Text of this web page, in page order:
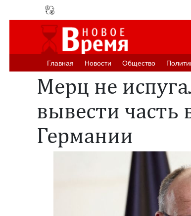
Главная Новости Oбщество
Мерц не
вывести часть
Германии